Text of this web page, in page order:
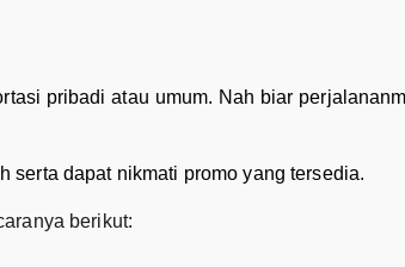
pribadi atau umum. Nah biar
serta dapat nikmati promo yang tersedia.
berikut: